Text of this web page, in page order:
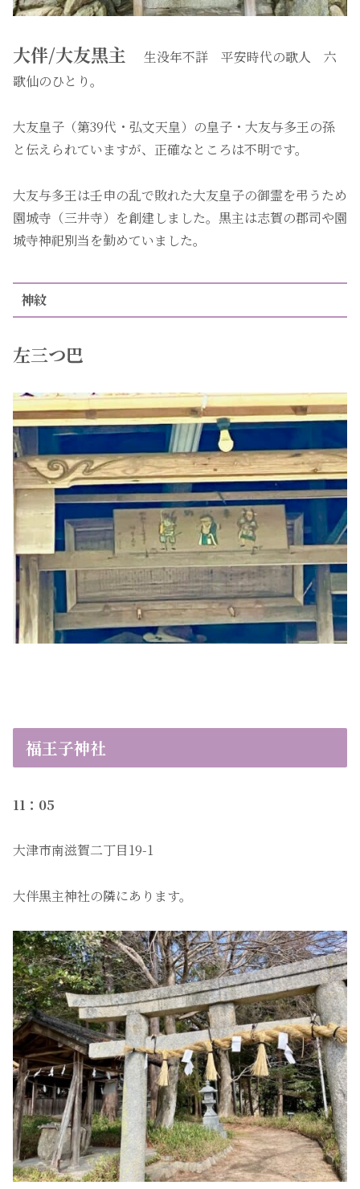
大伴/大友黒主
生没年不詳 平安時代の歌人 六
歌仙のひとり。
大友皇子（第39代・弘文天皇）の皇子・大友与多王の孫
と伝えられていますが、正確なところは不明です。
大友与多王は壬申の乱で敗れた大友皇子の御霊を弔うため
園城寺（三井寺）を創建しました。黒主は志賀の郡司や園
城寺神祀別当を勤めていました。
神紋
左三つ巴
福王子神社
11：05
大津市南滋賀二丁目19-1
大伴黒主神社の隣にあります。